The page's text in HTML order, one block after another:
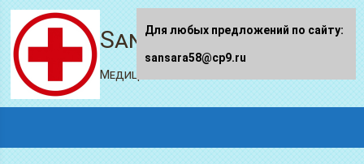
Sansara58.ru
Медицинский портал
Для любых предложений по сайту:
sansara58@cp9.ru